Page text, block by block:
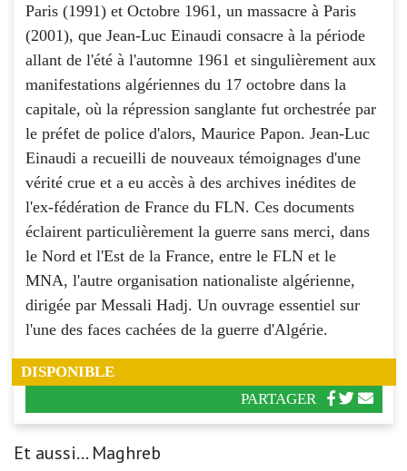
Paris (1991) et Octobre 1961, un massacre à Paris
(2001), que Jean-Luc Einaudi consacre à la période
allant de l'été à l'automne 1961 et singulièrement aux
manifestations algériennes du 17 octobre dans la
capitale, où la répression sanglante fut orchestrée par
le préfet de police d'alors, Maurice Papon. Jean-Luc
Einaudi a recueilli de nouveaux témoignages d'une
vérité crue et a eu accès à des archives inédites de
l'ex-fédération de France du FLN. Ces documents
éclairent particulièrement la guerre sans merci, dans
le Nord et l'Est de la France, entre le FLN et le
MNA, l'autre organisation nationaliste algérienne,
dirigée par Messali Hadj. Un ouvrage essentiel sur
l'une des faces cachées de la guerre d'Algérie.
DISPONIBLE
PARTAGER
Et aussi... Maghreb